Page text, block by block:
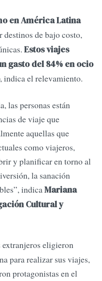
en América Latina
destinos de bajo costo,
Estos viajes
gasto del 84% en ocio
, indica el relevamiento.
las personas están
de viaje que
aquellas que
como viajeros,
y planificar en torno al
la sanación
indicaMariana
Cultural y
extranjeros eligieron
para realizar sus viajes,
protagonistas en el